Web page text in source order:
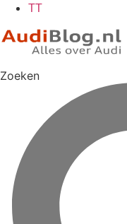
TT
Zoeken